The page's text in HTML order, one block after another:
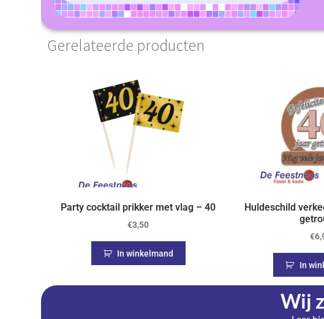
Gerelateerde producten
Party cocktail prikker met vlag – 40
€3,50
In winkelmand
Huldeschild
€
In
Wij